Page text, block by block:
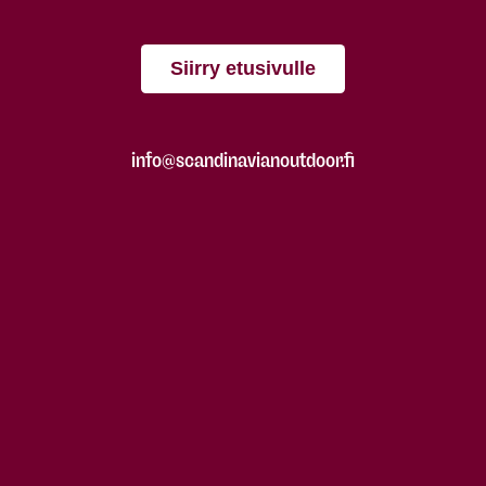
Siirry etusivulle
info@scandinavianoutdoor.fi